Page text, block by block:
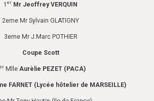
1 er Mr Jeoffrey VERQUIN
2eme Mr Sylvain GLATIGNY
3eme Mr J.Marc POTHIER
Coupe Scott
er Mlle Aurèlie PEZET (PACA)
FARNET (Lycée hôtelier de MARSEILLE)